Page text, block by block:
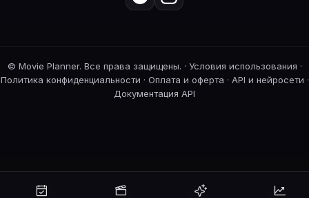
© Movie Planner. Все права защищены. · Условия использования ·
Политика конфиденциальности · Оплата и оферта · API и нейросети ·
Документация API